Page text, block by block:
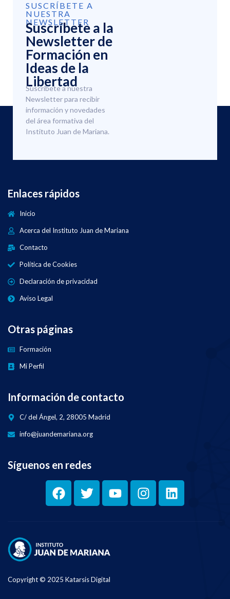
SUSCRÍBETE A
NUESTRA
NEWSLETTER
Suscríbete a la
Newsletter de
Formación en
Ideas de la
Libertad
Suscríbete a nuestra
Newsletter para recibir
información y novedades
del área formativa del
Instituto Juan de Mariana.
Enlaces rápidos
Inicio
Acerca del Instituto Juan de Mariana
Contacto
Política de Cookies
Declaración de privacidad
Aviso Legal
Otras páginas
Formación
Mi Perfil
Información de contacto
C/ del Ángel, 2, 28005 Madrid
info@juandemariana.org
Síguenos en redes
Copyright © 2025 Katarsis Digital